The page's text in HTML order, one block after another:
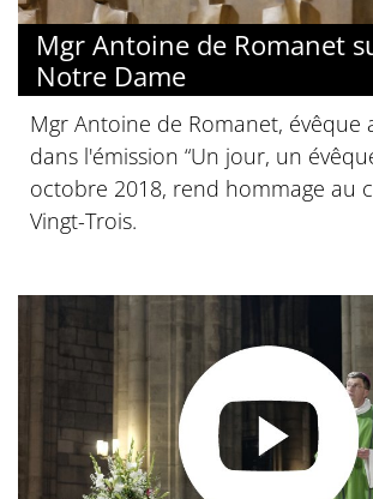
Mgr Antoine de Romanet
Notre Dame
Mgr Antoine de Romanet, évêque
dans l'émission “Un jour, un
octobre 2018, rend hommage au
Vingt-Trois.